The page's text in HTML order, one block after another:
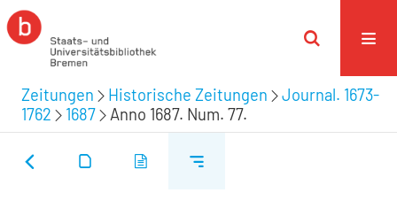
Zeitungen Historische Zeitungen
Journal. 1673-
1762
1687 Anno 1687. Num. 77.